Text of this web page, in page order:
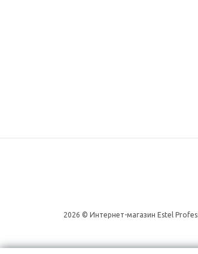
2026 © Интернет-магазин Estel